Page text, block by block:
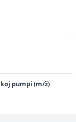
pumpi (m/ž)